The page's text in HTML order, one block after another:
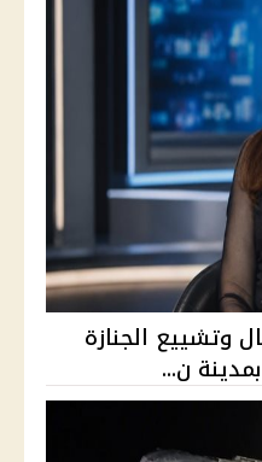
وتشييع الجنازة
ن...